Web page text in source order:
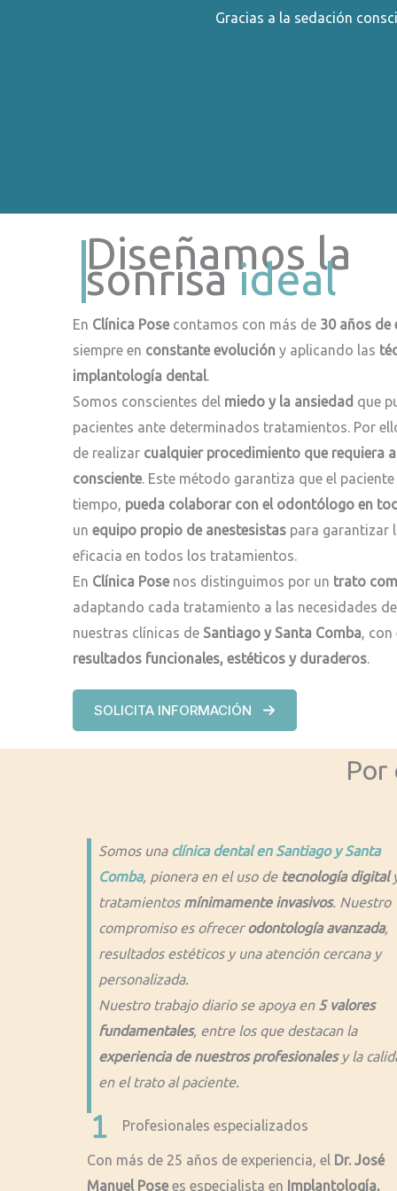
Gracias a la sedación
Diseñamos la
sonrisaideal
En Clínica Posecontamos con más de 30 años de
siempre en constante evolución y aplicando las
implantología dental.
Somos conscientes del miedo y la ansiedad que
pacientes ante determinados tratamientos. Por
de realizar cualquier procedimiento que requiera
consciente. Este método garantiza que el paciente
tiempo, pueda colaborar con el odontólogo en
un equipo propio de anestesistas para garantizar
eficacia en todos los tratamientos.
En Clínica Posenos distinguimos por un trato
adaptando cada tratamiento a las necesidades
nuestras clínicas de Santiago y Santa Comba,
resultados funcionales, estéticos y duraderos.
SOLICITA INFORMACIÓN
Por
Somos una clínica dental en Santiago y Santa
Comba, pionera en el uso de tecnología digital
tratamientos mínimamente invasivos. Nuestro
compromiso es ofrecerodontología avanzada,
resultados estéticos y una atención cercana y
personalizada.
Nuestro trabajo diario se apoya en 5 valores
fundamentales, entre los que destacan la
experiencia de nuestros profesionalesy la
en el trato al paciente.
Profesionales especializados
Con más de 25 años de experiencia, el Dr. José
Manuel Posees especialista en Implantología,